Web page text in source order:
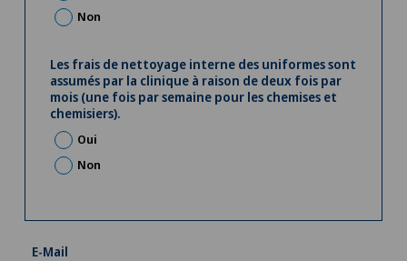
Non
Les frais de nettoyage interne des uniformes sont
assumés par la clinique à raison de deux fois par
mois (une fois par semaine pour les chemises et
chemisiers).
Oui
Non
E-Mail